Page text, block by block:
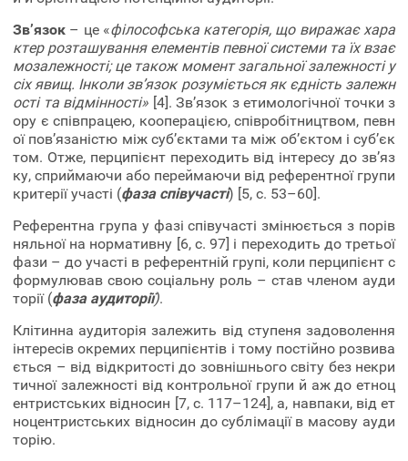
Зв’язок – це «філософська категорія, що виражає хара
ктер розташування елементів певної системи та їх взає
мозалежності; це також момент загальної залежності у
сіх явищ. Інколи зв’язок розуміється як єдність залежн
ості та відмінності» [4]. Зв’язок з етимологічної точки з
ору є співпрацею, кооперацією, співробітництвом, певн
ої пов’язаністю між суб’єктами та між об’єктом і суб’єк
том. Отже, перципієнт переходить від інтересу до зв’яз
ку, сприймаючи або переймаючи від референтної групи
критерії участі (фаза співучасті) [5, с. 53–60].
Референтна група у фазі співучасті змінюється з порів
няльної на нормативну [6, с. 97] і переходить до третьої
фази – до участі в референтній групі, коли перципієнт с
формулював свою соціальну роль – став членом ауди
торії (фаза аудиторії).
Клітинна аудиторія залежить від ступеня задоволення
інтересів окремих перципієнтів і тому постійно розвива
ється – від відкритості до зовнішнього світу без некри
тичної залежності від контрольної групи й аж до етноц
ентристських відносин [7, с. 117–124], а, навпаки, від ет
ноцентристських відносин до сублімації в масову ауди
торію.